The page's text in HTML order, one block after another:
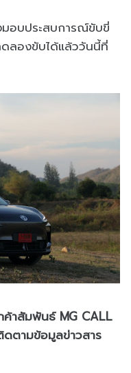
มอบประสบการณ์ขับขี่
ดลองขับได้แล้ววันนี้ที่
าสัมพันธ์ MG CALL
ดตามข้อมูลข่าวสาร